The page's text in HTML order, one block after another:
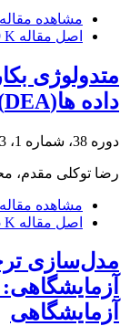
مشاهده مقاله
اصل مقاله K
متدولوژی
داده ها(DEA)در سازمان های تحقیقاتی
دوره 38، شماره 1، 1383
رضا توکلی مقدم،
مشاهده مقاله
اصل مقاله K
مدل‌سازی
آزمایشگاهی